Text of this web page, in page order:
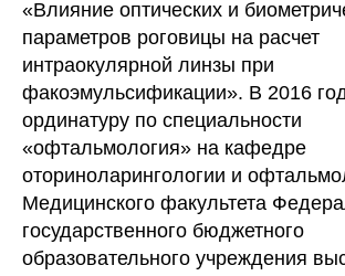
«Влияние оптических и
параметров роговицы на расчет
интраокулярной линзы при
факоэмульсификации». В 2016
ординатуру по специальности
«офтальмология» на кафедре
оториноларингологии и
Медицинского факультета
государственного бюджетного
образовательного учреждения